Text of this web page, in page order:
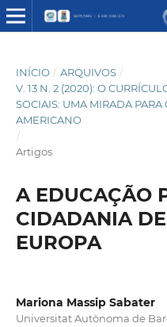
INÍCIO / ARQUIVOS /
V. 13 N. 2 (2020): O
SOCIAIS: UMA MIRADA
AMERICANO
/
Artigos
A EDUCAÇÃO
CIDADANIA
EUROPA
Mariona Massip Sabater
Universitat Autònoma de